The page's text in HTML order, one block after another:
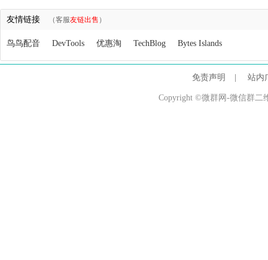
友情链接 （客服友链出售 ）
鸟鸟配音 DevTools 优惠淘 TechBlog Bytes Islands
免责声明 站内
Copyright ©微群网-微信群二